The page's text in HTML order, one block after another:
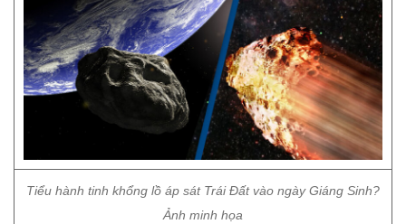
Tiểu hành tinh khổng lồ áp sát Trái Đất vào ngày Giáng Sinh?
Ảnh minh họa